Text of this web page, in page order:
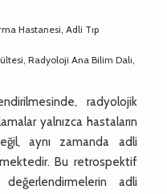
Hastanesi, Adli Tıp
Radyoloji Ana Bilim Dalı,
radyolojik
yalnızca hastaların
aynı zamanda adli
Bu retrospektif
adli